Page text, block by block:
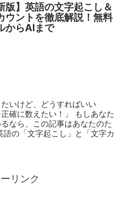
版】英語の文字起こし＆
ウントを徹底解説！無料
からAIまで
いけど、どうすればいい
確に数えたい！」 もしあなた
なら、この記事はあなたのた
の「文字起こし」と「文字カ
リンク